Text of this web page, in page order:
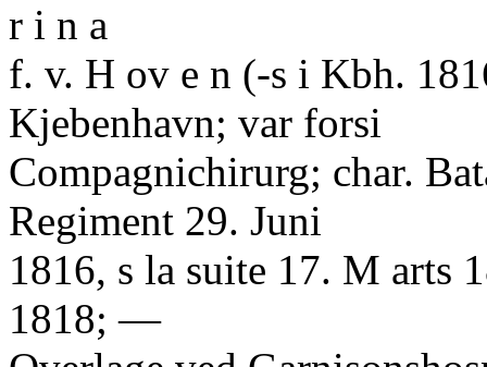
r i n a
f. v. H ov e n (-s i Kbh.
Kjebenhavn; var forsi
Compagnichirurg; char.
Regiment 29. Juni
1816, s la suite 17. M arts
1818; —